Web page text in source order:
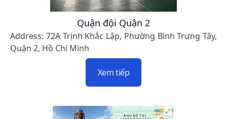
Quận đội Quận 2
Address: 72A Trịnh Khắc Lập, Phường Bình Trưng Tây,
Quận 2, Hồ Chí Minh
Xem tiếp